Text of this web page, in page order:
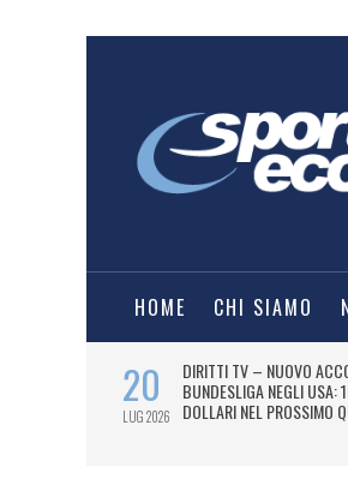
HOME CHI SIAMO
20
LUG 2026
DIRITTI TV – NUOVO
BUNDESLIGA NEGLI USA:
DOLLARI NEL PROSSIMO